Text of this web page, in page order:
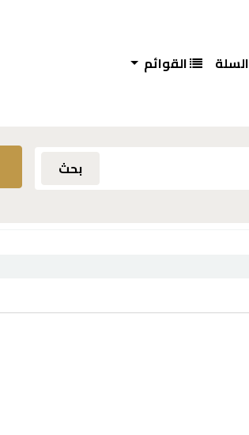
السلة القوائم
بحث